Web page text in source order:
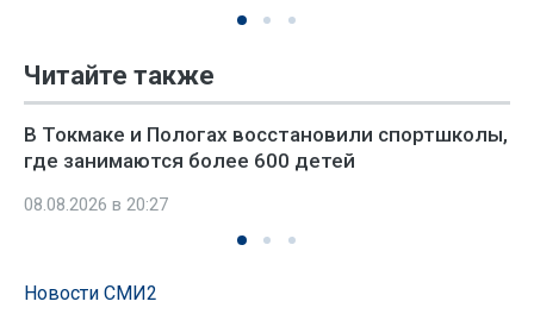
Читайте также
В Токмаке и Пологах восстановили спортшколы,
где занимаются более 600 детей
08.08.2026 в 20:27
Новости СМИ2